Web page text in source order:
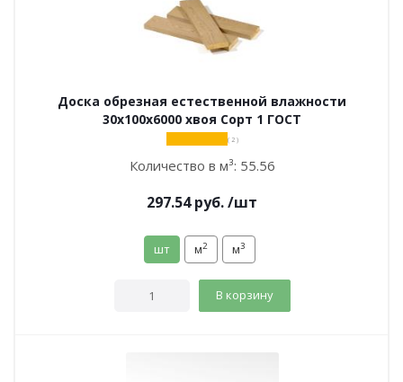
Доска обрезная естественной влажности
30х100х6000 хвоя Сорт 1 ГОСТ
( 2 )
Количество в м³: 55.56
297.54руб./шт
шт м2 м3
В корзину